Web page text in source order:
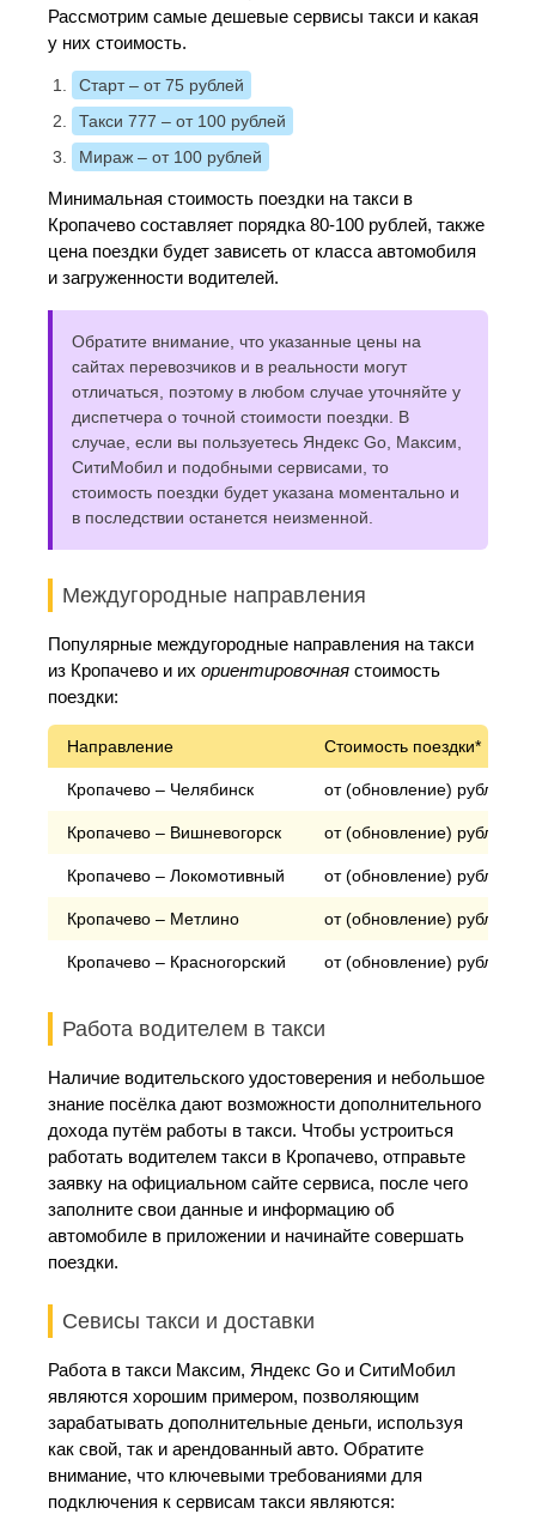
Рассмотрим самые дешевые сервисы такси и какая
у них стоимость.
Старт– от 75 рублей
Такси 777 – от 100 рублей
Мираж – от 100 рублей
Минимальная стоимость поездки на такси в
Кропачево составляет порядка 80-100 рублей, также
цена поездки будет зависеть от класса автомобиля
и загруженности водителей.
Обратите внимание, что указанные цены на
сайтах перевозчиков и в реальности могут
отличаться, поэтому в любом случае уточняйте у
диспетчера о точной стоимости поездки. В
случае, если вы пользуетесь Яндекс Go, Максим,
СитиМобил и подобными сервисами, то
стоимость поездки будет указана моментально и
в последствии останется неизменной.
Междугородные направления
Популярные междугородные направления на такси
из Кропачево и их ориентировочная стоимость
поездки:
Направление Стоимость поездки*
Кропачево – Челябинск от (обновление) рублей
Кропачево – Вишневогорск от (обновление) рублей
Кропачево – Локомотивный от (обновление) рублей
Кропачево – Метлино от (обновление) рублей
Кропачево – Красногорский от (обновление) рублей
Работа водителем в такси
Наличие водительского удостоверения и небольшое
знание посёлка дают возможности дополнительного
дохода путём работы в такси. Чтобы устроиться
работать водителем такси в Кропачево, отправьте
заявку на официальном сайте сервиса, после чего
заполните свои данные и информацию об
автомобиле в приложении и начинайте совершать
поездки.
Севисы такси и доставки
Работа в такси Максим, Яндекс Go и СитиМобил
являются хорошим примером, позволяющим
зарабатывать дополнительные деньги, используя
как свой, так и арендованный авто. Обратите
внимание, что ключевыми требованиями для
подключения к сервисам такси являются: